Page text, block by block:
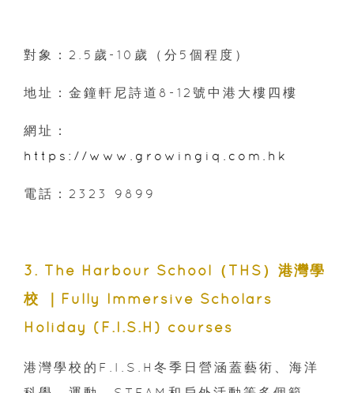
對象：2.5歲-10歲（分5個程度）
地址：金鐘軒尼詩道8-12號中港大樓四樓
網址：
https://www.growingiq.com.hk
電話：2323 9899
3. The Harbour School（THS）港灣學
校 ｜Fully Immersive Scholars
Holiday (F.I.S.H) courses
港灣學校的F.I.S.H冬季日營涵蓋藝術、海洋